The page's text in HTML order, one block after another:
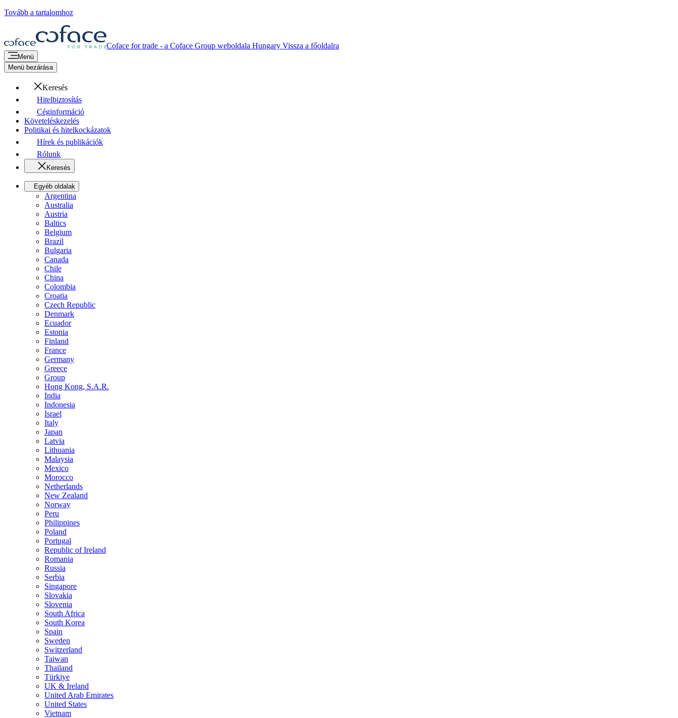
Tovább a tartalomhoz
Coface for trade - a Coface Group weboldala Hungary Vissza a főoldalra
Menü
Menü bezárása
Keresés
Hitelbiztosítás
Céginformáció
Követeléskezelés
Politikai és hitelkockázatok
Hírek és publikációk
Rólunk
Keresés
Egyéb oldalak
Argentina
Australia
Austria
Baltics
Belgium
Brazil
Bulgaria
Canada
Chile
China
Colombia
Croatia
Czech Republic
Denmark
Ecuador
Estonia
Finland
France
Germany
Greece
Group
Hong Kong, S.A.R.
India
Indonesia
Israel
Italy
Japan
Latvia
Lithuania
Malaysia
Mexico
Morocco
Netherlands
New Zealand
Norway
Peru
Philippines
Poland
Portugal
Republic of Ireland
Romania
Russia
Serbia
Singapore
Slovakia
Slovenia
South Africa
South Korea
Spain
Sweden
Switzerland
Taiwan
Thailand
Türkiye
UK & Ireland
United Arab Emirates
United States
Vietnam